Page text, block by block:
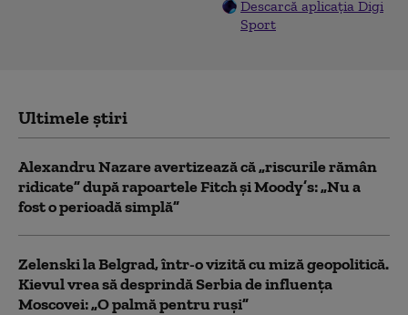
Descarcă aplicația Digi
Sport
Ultimele știri
Alexandru Nazare avertizează că „riscurile rămân
ridicate” după rapoartele Fitch și Moody’s: „Nu a
fost o perioadă simplă”
Zelenski la Belgrad, într-o vizită cu miză geopolitică.
Kievul vrea să desprindă Serbia de influența
Moscovei: „O palmă pentru ruși”